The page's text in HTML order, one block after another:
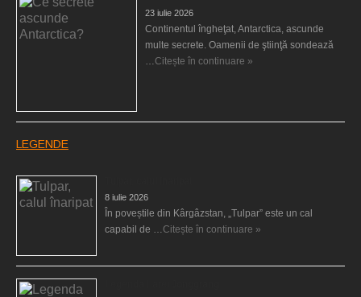
23 iulie 2026
Continentul îngheţat, Antarctica, ascunde
multe secrete. Oamenii de ştiinţă sondează
…Citește în continuare »
LEGENDE
8 iulie 2026
În poveștile din Kârgâzstan, „Tulpar” este un cal
capabil de …Citește în continuare »